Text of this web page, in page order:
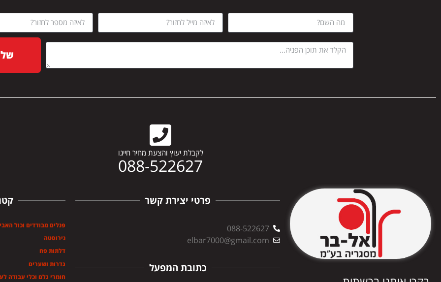
לקבלת יעוץ והצעת מחיר חייגו
088-522627
פרטי יצירת קשר
088-522627
elbar7000@gmail.com
כתובת המפעל
פנלים מבודדים וכול
נירוסטה
דלתות פח
גדרות ושערים
חומרי גלם וכלי עבודה